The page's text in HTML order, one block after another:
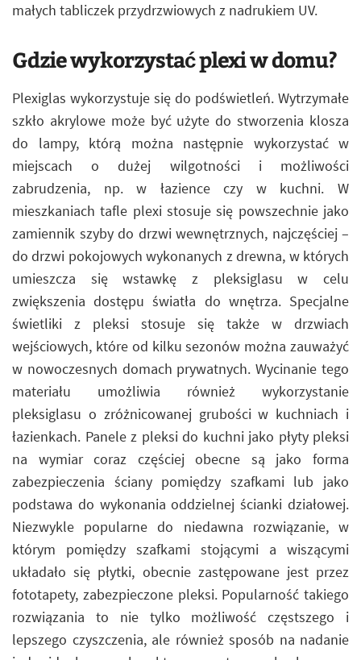
małych tabliczek przydrzwiowych z nadrukiem UV.
Gdzie wykorzystać plexi w domu?
Plexiglas wykorzystuje się do podświetleń. Wytrzymałe
szkło akrylowe może być użyte do stworzenia klosza
do lampy, którą można następnie wykorzystać w
miejscach o dużej wilgotności i możliwości
zabrudzenia, np. w łazience czy w kuchni. W
mieszkaniach tafle plexi stosuje się powszechnie jako
zamiennik szyby do drzwi wewnętrznych, najczęściej –
do drzwi pokojowych wykonanych z drewna, w których
umieszcza się wstawkę z pleksiglasu w celu
zwiększenia dostępu światła do wnętrza. Specjalne
świetliki z pleksi stosuje się także w drzwiach
wejściowych, które od kilku sezonów można zauważyć
w nowoczesnych domach prywatnych. Wycinanie tego
materiału umożliwia również wykorzystanie
pleksiglasu o zróżnicowanej grubości w kuchniach i
łazienkach. Panele z pleksi do kuchni jako płyty pleksi
na wymiar coraz częściej obecne są jako forma
zabezpieczenia ściany pomiędzy szafkami lub jako
podstawa do wykonania oddzielnej ścianki działowej.
Niezwykle popularne do niedawna rozwiązanie, w
którym pomiędzy szafkami stojącymi a wiszącymi
układało się płytki, obecnie zastępowane jest przez
fototapety, zabezpieczone pleksi. Popularność takiego
rozwiązania to nie tylko możliwość częstszego i
lepszego czyszczenia, ale również sposób na nadanie